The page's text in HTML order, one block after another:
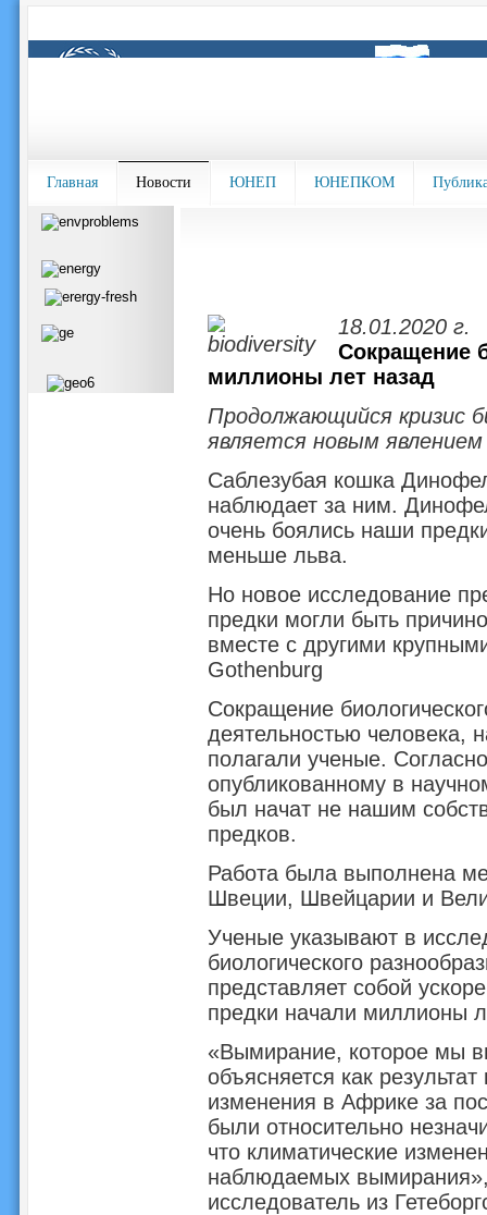
Главная Новости ЮНЕП ЮНЕПКОМ
18.01.2020 г.
Сокращение
миллионы лет назад
Продолжающийся кризис
является новым явлением
Саблезубая кошка
наблюдает за ним.
очень боялись наши
меньше льва.
Но новое исследование
предки могли быть
вместе с другими
Gothenburg
Сокращение
деятельностью человека,
полагали ученые.
опубликованному в
был начат не нашим
предков.
Работа была выполнена
Швеции, Швейцарии и
Ученые указывают в
биологического
представляет собой
предки начали миллионы
«Вымирание, которое мы
объясняется как
изменения в Африке за
были относительно
что климатические
наблюдаемых
исследователь из